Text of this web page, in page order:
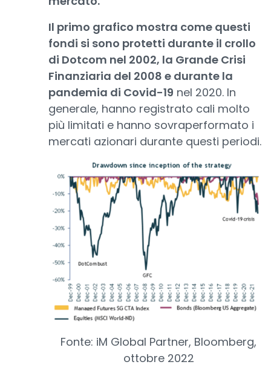
Il primo grafico mostra come questi
fondi si sono protetti durante il crollo
di Dotcom nel 2002, la Grande Crisi
Finanziaria del 2008 e durante la
pandemia di Covid-19 nel 2020. In
generale, hanno registrato cali molto
più limitati e hanno sovraperformato i
mercati azionari durante questi periodi.
Fonte: iM Global Partner, Bloomberg,
ottobre 2022